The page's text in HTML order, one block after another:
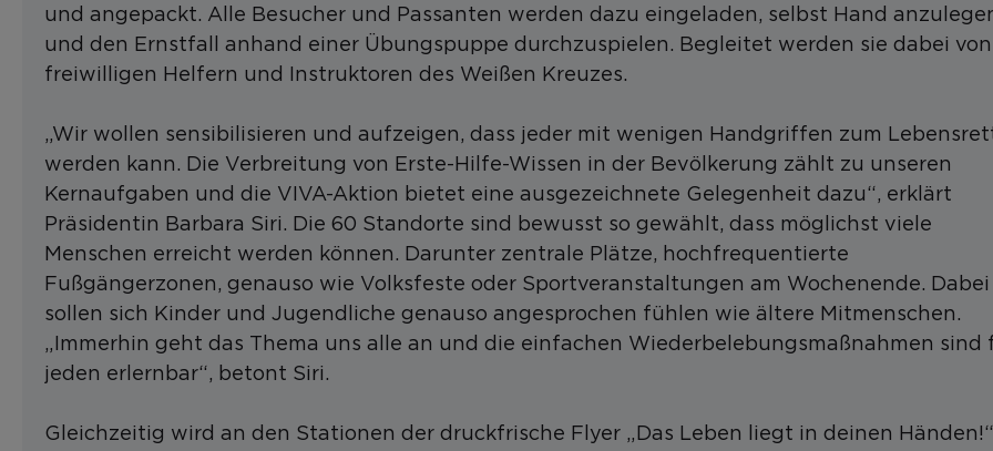
und angepackt. Alle Besucher und Passanten werden dazu eingeladen, selbst Hand
und den Ernstfall anhand einer Übungspuppe durchzuspielen. Begleitet werden sie dabei von
freiwilligen Helfern und Instruktoren des Weißen Kreuzes.
„Wir wollen sensibilisieren und aufzeigen, dass jeder mit wenigen Handgriffen zum
werden kann. Die Verbreitung von Erste-Hilfe-Wissen in der Bevölkerung zählt zu unseren
Kernaufgaben und die VIVA-Aktion bietet eine ausgezeichnete Gelegenheit dazu“, erklärt
Präsidentin Barbara Siri. Die 60 Standorte sind bewusst so gewählt, dass möglichst viele
Menschen erreicht werden können. Darunter zentrale Plätze, hochfrequentierte
Fußgängerzonen, genauso wie Volksfeste oder Sportveranstaltungen am Wochenende. Dabei
sollen sich Kinder und Jugendliche genauso angesprochen fühlen wie ältere Mitmenschen.
„Immerhin geht das Thema uns alle an und die einfachen Wiederbelebungsmaßnahmen sind
jeden erlernbar“, betont Siri.
Gleichzeitig wird an den Stationen der druckfrische Flyer „Das Leben liegt in deinen Händen!“